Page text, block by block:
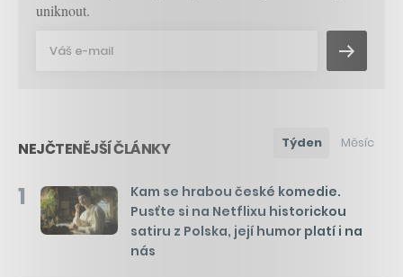
uniknout.
NEJČTENĚJŠÍ ČLÁNKY Týden Měsíc
1
Kam se hrabou české komedie.
Pusťte si na Netflixu historickou
satiru z Polska, její humor platí i na
nás